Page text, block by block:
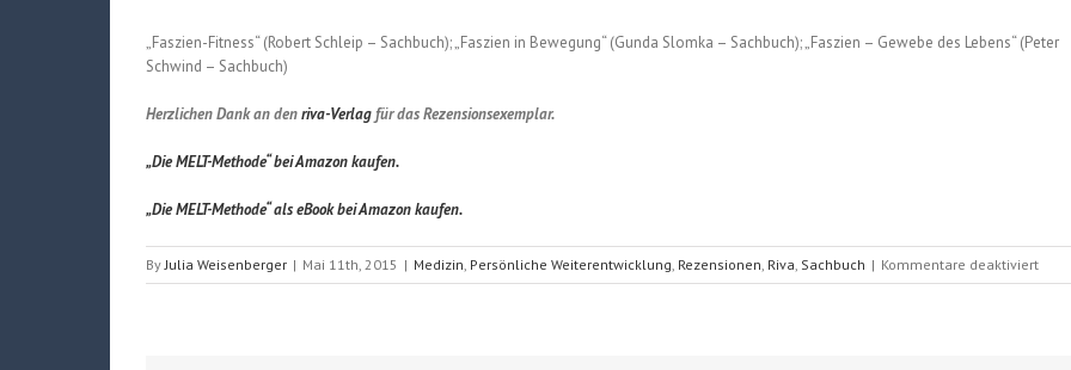
„Faszien-Fitness“ (Robert Schleip – Sachbuch); „Faszien in Bewegung“ (Gunda Slomka – Sachbuch); „Faszien – Gewebe des Lebens“ (Peter
Schwind – Sachbuch)
Herzlichen Dank an denriva-Verlagfür das Rezensionsexemplar.
„Die MELT-Methode“ bei Amazon kaufen.
„Die MELT-Methode“ als eBook bei Amazon kaufen.
By Julia Weisenberger | Mai 11th, 2015 | Medizin Persönliche Weiterentwicklung Rezensionen Riva Sachbuch | Kommentare deaktiviertfür
Die